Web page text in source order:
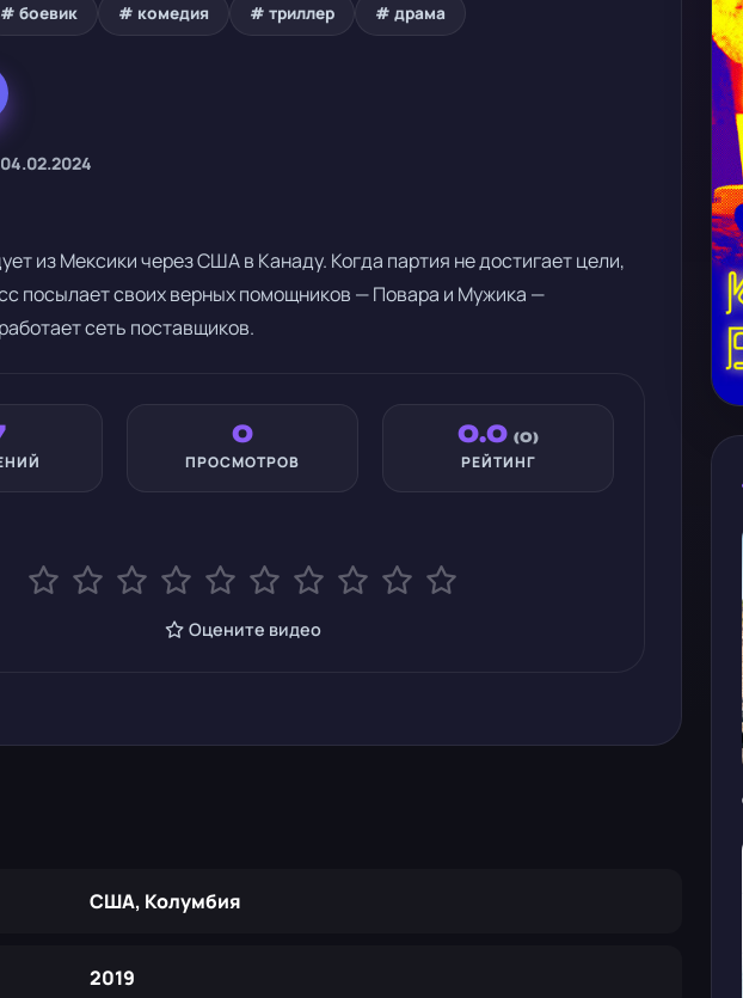
# боевик # комедия # триллер # драма
из Мексики через США в Канаду. Когда партия не достигает цели,
посылает своих верных помощников — Повара и Мужика —
сеть поставщиков.
0
ПРОСМОТРОВ
0.0 (0)
РЕЙТИНГ
Оцените видео
США, Колумбия
2019